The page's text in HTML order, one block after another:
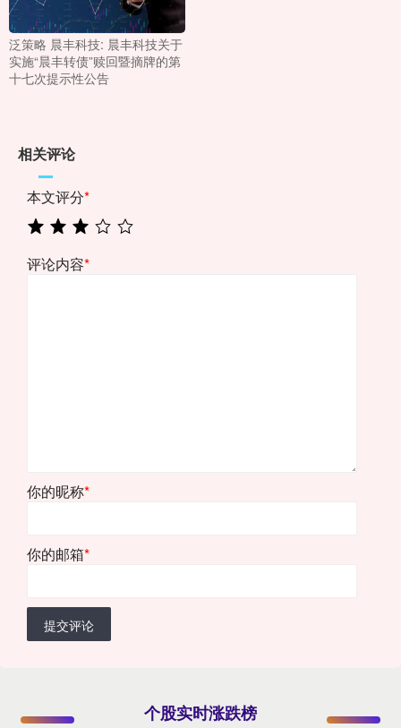
泛策略 晨丰科技: 晨丰科技关于
实施“晨丰转债”赎回暨摘牌的第
十七次提示性公告
相关评论
本文评分*
评论内容*
你的昵称*
你的邮箱*
提交评论
个股实时涨跌榜